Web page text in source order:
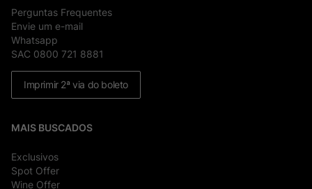
Perguntas Frequentes
Envie um e-mail
Whatsapp
SAC 0800 721 8881
Imprimir 2ª via do boleto
MAIS BUSCADOS
Exclusivos
Spot Offer
Wine Offer